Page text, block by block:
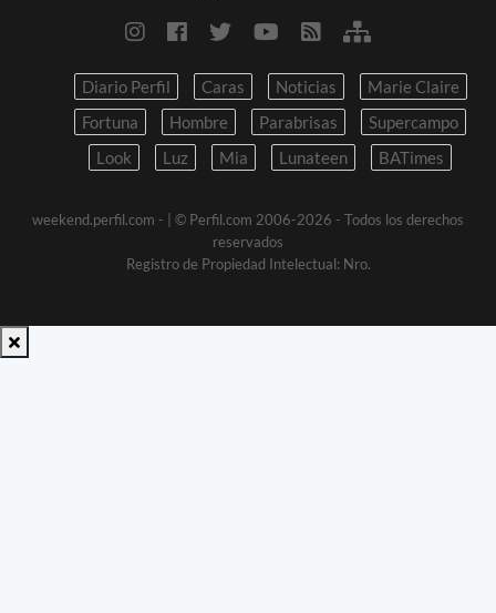
Diario Perfil Caras Noticias
Marie Claire
Fortuna
Hombre Parabrisas
Supercampo
Look
Luz Mia Lunateen BATimes
weekend.perfil.com -
| © Perfil.com 2006-2026 - Todos los derechos
reservados
Registro de Propiedad Intelectual: Nro.